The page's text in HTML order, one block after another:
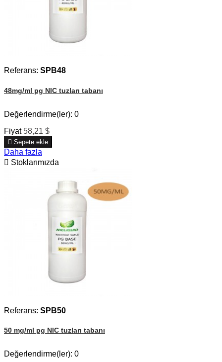
Referans: SPB48
48mg/ml pg NIC tuzları tabanı
Değerlendirme(ler): 0
Fiyat 58,21 $
 Sepete ekle
Daha fazla
 Stoklarımızda
Referans: SPB50
50 mg/ml pg NIC tuzları tabanı
Değerlendirme(ler): 0